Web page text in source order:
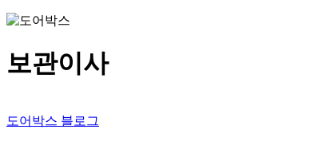
보관이사
도어박스 블로그